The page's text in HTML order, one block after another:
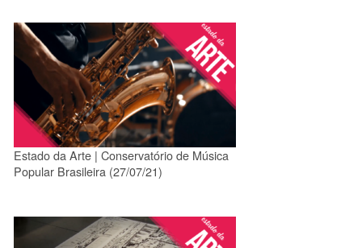
Estado da Arte | Conservatório de Música
Popular Brasileira (27/07/21)